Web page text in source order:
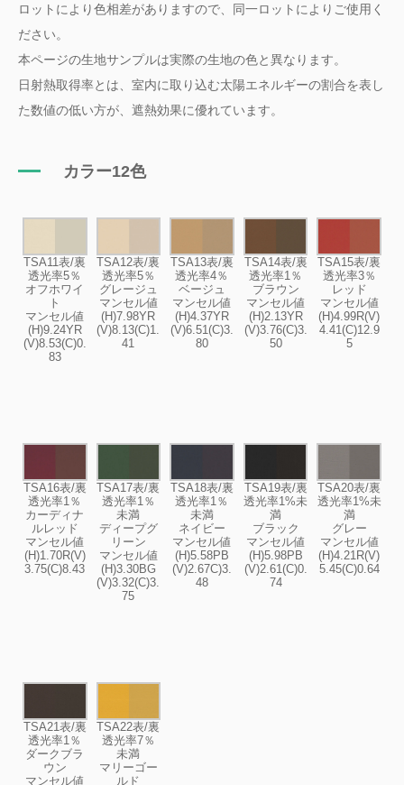
ロットにより色相差がありますので、同一ロットによりご使用く
ださい。
本ページの生地サンプルは実際の生地の色と異なります。
日射熱取得率とは、室内に取り込む太陽エネルギーの割合を表し
た数値の低い方が、遮熱効果に優れています。
カラー12色
TSA11表/裏
透光率5％
オフホワイ
ト
マンセル値
(H)9.24YR
(V)8.53(C)0.
83
TSA12表/裏
透光率5％
グレージュ
マンセル値
(H)7.98YR
(V)8.13(C)1.
41
TSA13表/裏
透光率4％
ベージュ
マンセル値
(H)4.37YR
(V)6.51(C)3.
80
TSA14表/裏
透光率1％
ブラウン
マンセル値
(H)2.13YR
(V)3.76(C)3.
50
TSA15表/裏
透光率3％
レッド
マンセル値
(H)4.99R(V)
4.41(C)12.9
5
TSA16表/裏
透光率1％
カーディナ
ルレッド
マンセル値
(H)1.70R(V)
3.75(C)8.43
TSA17表/裏
透光率1％
未満
ディープグ
リーン
マンセル値
(H)3.30BG
(V)3.32(C)3.
75
TSA18表/裏
透光率1％
未満
ネイビー
マンセル値
(H)5.58PB
(V)2.67C)3.
48
TSA19表/裏
透光率1%未
満
ブラック
マンセル値
(H)5.98PB
(V)2.61(C)0.
74
TSA20表/裏
透光率1%未
満
グレー
マンセル値
(H)4.21R(V)
5.45(C)0.64
TSA21表/裏
透光率1％
ダークブラ
ウン
マンセル値
TSA22表/裏
透光率7％
未満
マリーゴー
ルド